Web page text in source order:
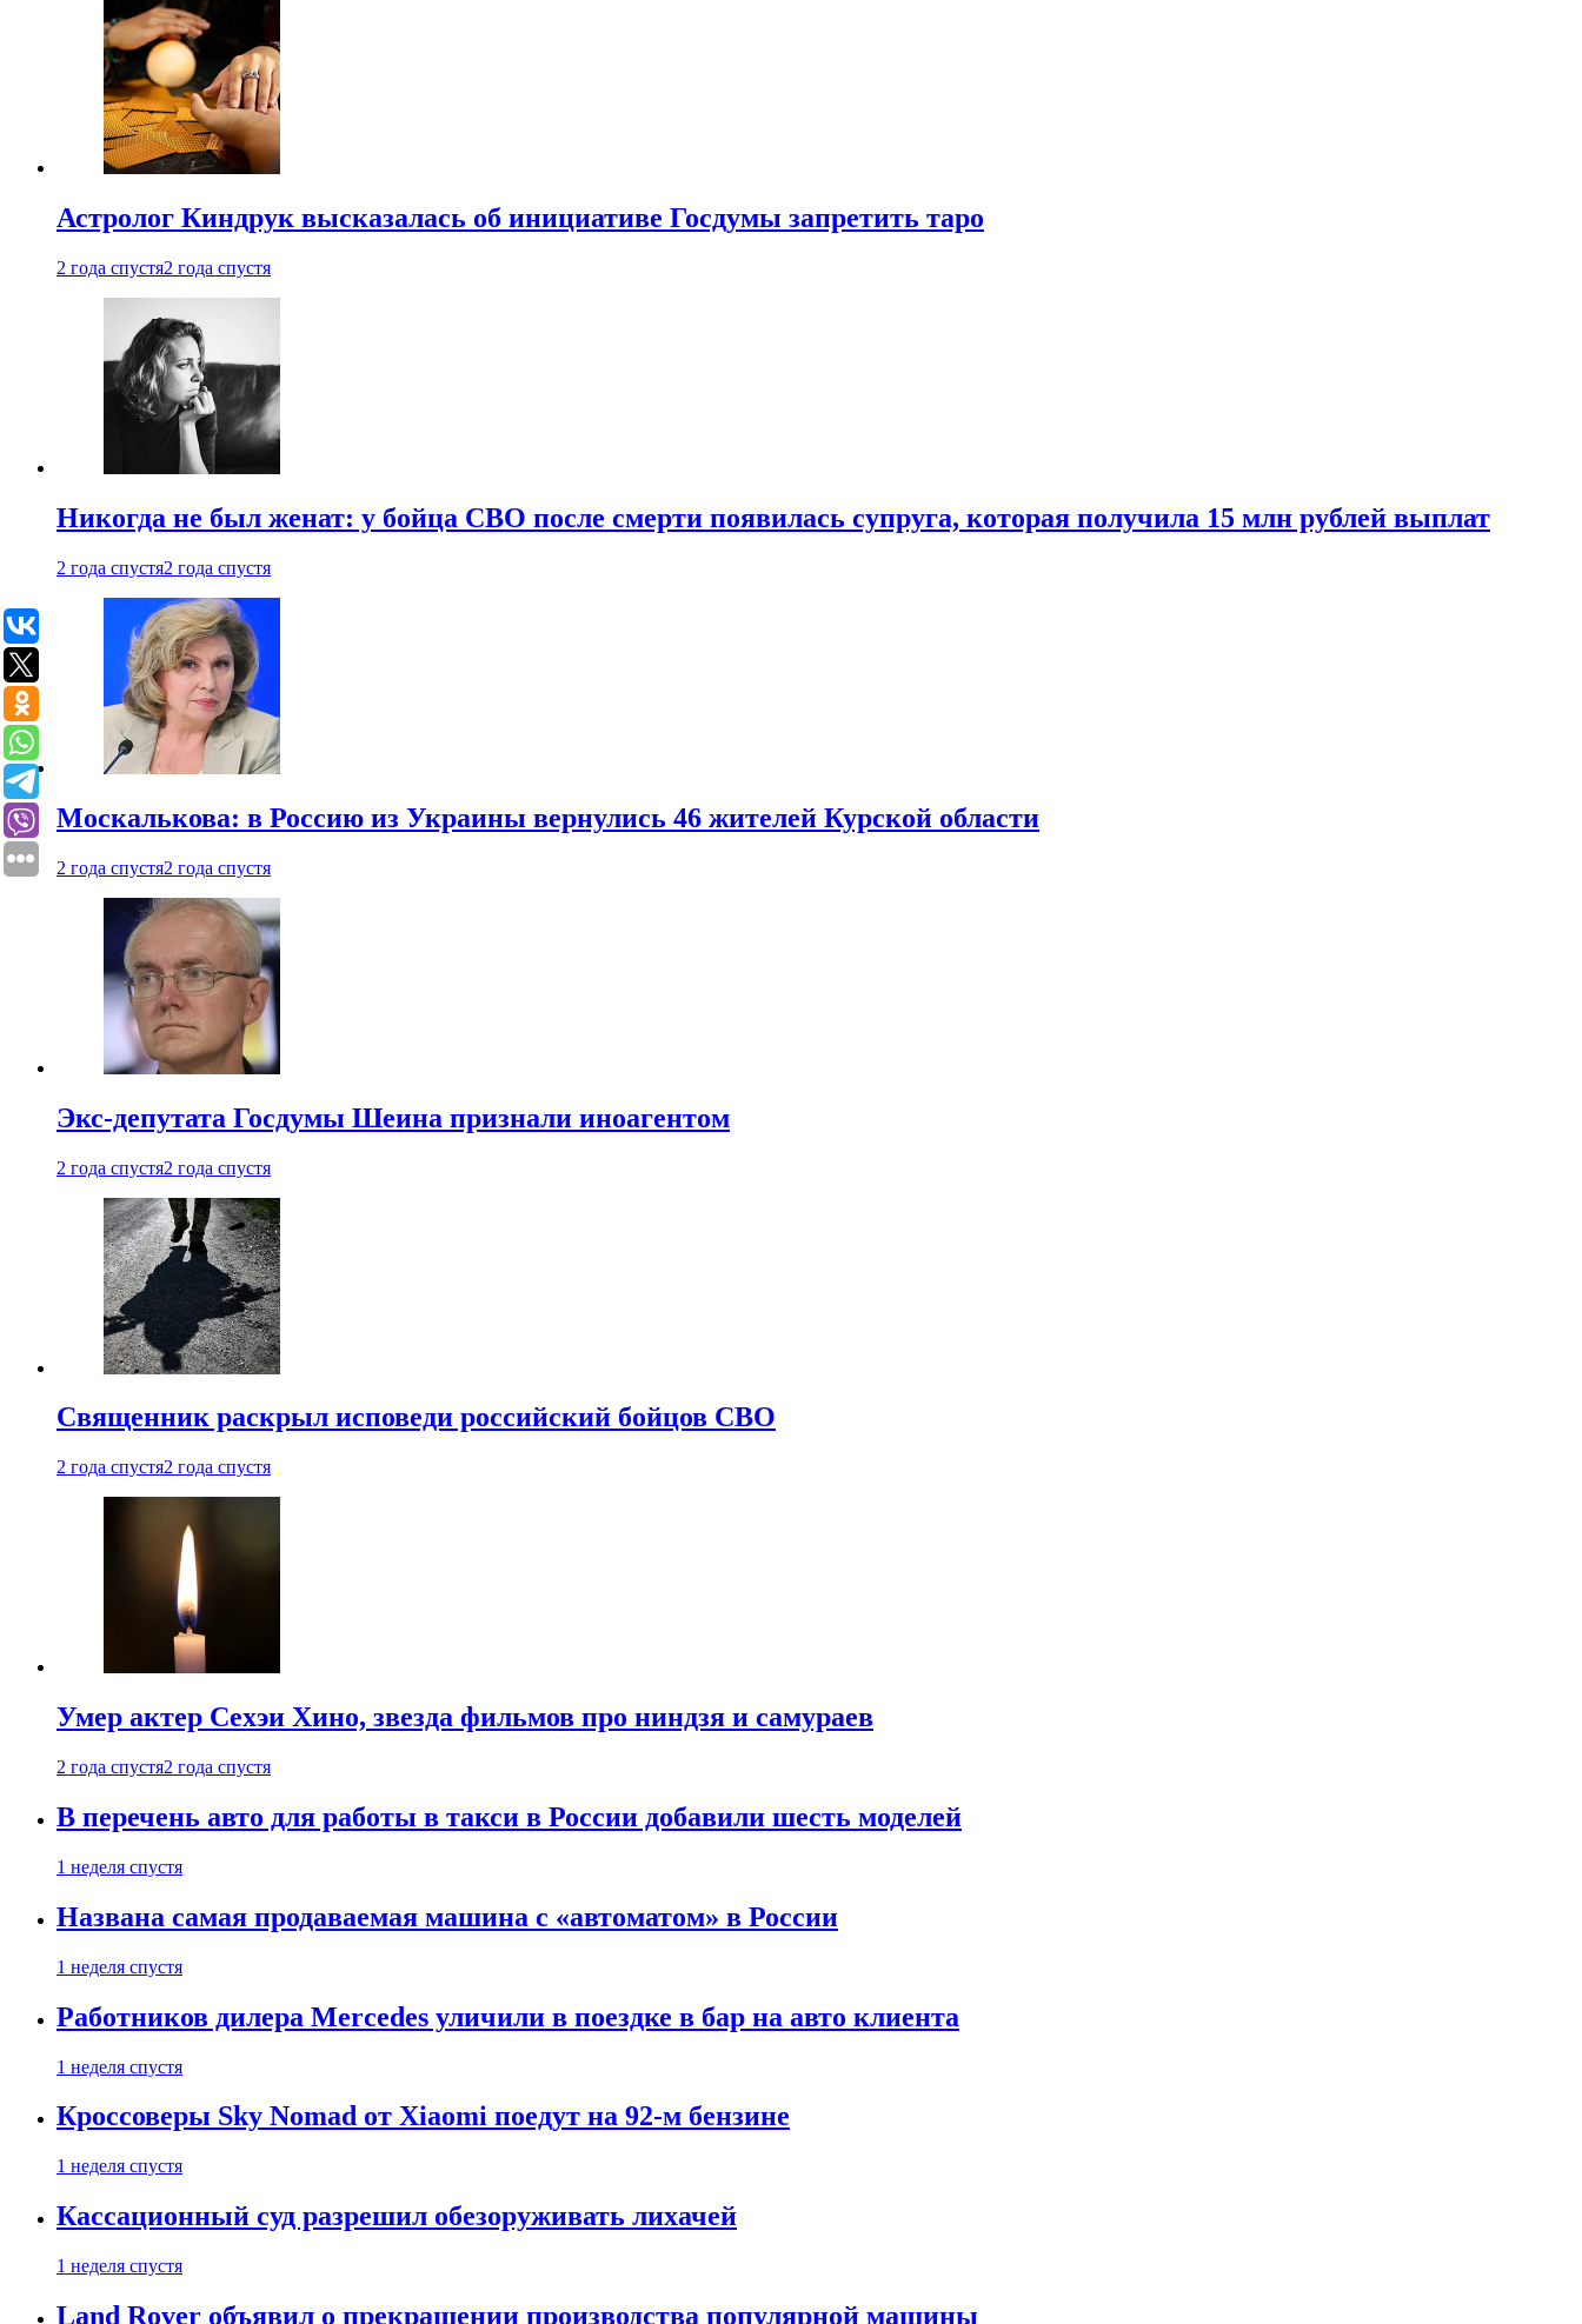
Астролог Киндрук высказалась об инициативе Госдумы запретить таро
2 года спустя2 года спустя
Никогда не был женат: у бойца СВО после смерти появилась супруга, которая получила 15 млн рублей выплат
2 года спустя2 года спустя
Москалькова: в Россию из Украины вернулись 46 жителей Курской области
2 года спустя2 года спустя
Экс-депутата Госдумы Шеина признали иноагентом
2 года спустя2 года спустя
Священник раскрыл исповеди российский бойцов СВО
2 года спустя2 года спустя
Умер актер Сехэи Хино, звезда фильмов про ниндзя и самураев
2 года спустя2 года спустя
В перечень авто для работы в такси в России добавили шесть моделей
1 неделя спустя
Названа самая продаваемая машина с «автоматом» в России
1 неделя спустя
Работников дилера Mercedes уличили в поездке в бар на авто клиента
1 неделя спустя
Кроссоверы Sky Nomad от Xiaomi поедут на 92-м бензине
1 неделя спустя
Кассационный суд разрешил обезоруживать лихачей
1 неделя спустя
Land Rover объявил о прекращении производства популярной машины